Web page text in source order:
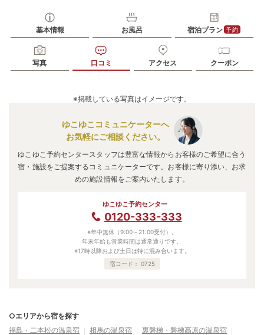
基本情報 お風呂 宿泊プラン 予約
写真 口コミ アクセス クーポン
※掲載している写真はイメージです。
ゆこゆこコミュニケーターへ
お気軽にご相談ください。
ゆこゆこ予約センタースタッフは豊富な情報からお客様のご希望に合う
宿・施設をご提案するコミュニケーターです。お客様に寄り添い、お求
めの施設情報をご案内いたします。
ゆこゆこ予約センター
0120-333-333
※年中無休（9:00～21:00受付）。
年末年始も営業時間は通常通りです。
※17時以降および土日は特に混み合います。
宿コード： 0725
○エリアから宿を探す
福島・二本松の温泉宿
相馬の温泉宿
裏磐梯・磐梯高原の温泉宿